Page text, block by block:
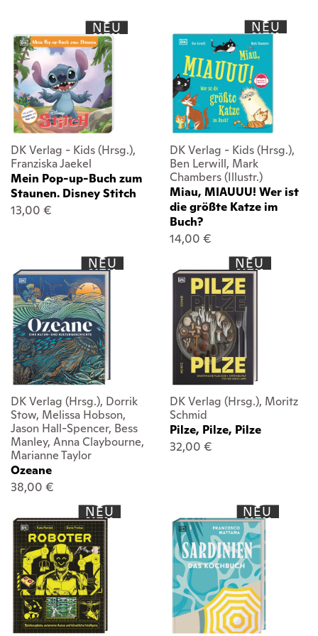
NEU
DK Verlag - Kids (Hrsg.),
Franziska Jaekel
Mein Pop-up-Buch zum
Staunen. Disney Stitch
13,00 €
NEU
DK Verlag - Kids (Hrsg.),
Ben Lerwill, Mark
Chambers (Illustr.)
Miau, MIAUUU! Wer ist
die größte Katze im
Buch?
14,00 €
NEU
DK Verlag (Hrsg.), Dorrik
Stow, Melissa Hobson,
Jason Hall-Spencer, Bess
Manley, Anna Claybourne,
Marianne Taylor
Ozeane
38,00 €
NEU
DK Verlag (Hrsg.), Moritz
Schmid
Pilze, Pilze, Pilze
32,00 €
NEU NEU